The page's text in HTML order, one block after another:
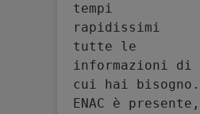
tempi
rapidissimi
tutte le
informazioni di
cui hai bisogno.
ENAC è presente,